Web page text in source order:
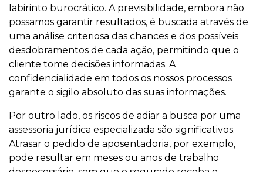
labirinto burocrático. A previsibilidade, embora não
possamos garantir resultados, é buscada através de
uma análise criteriosa das chances e dos possíveis
desdobramentos de cada ação, permitindo que o
cliente tome decisões informadas. A
confidencialidade em todos os nossos processos
garante o sigilo absoluto das suas informações.
Por outro lado, os riscos de adiar a busca por uma
assessoria jurídica especializada são significativos.
Atrasar o pedido de aposentadoria, por exemplo,
pode resultar em meses ou anos de trabalho